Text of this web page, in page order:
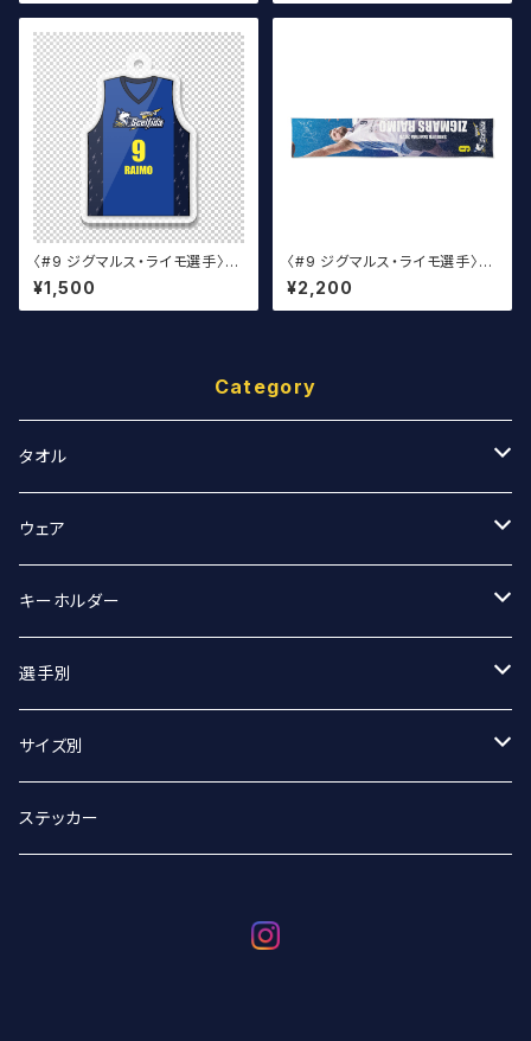
〈#9 ジグマルス・ライモ選手〉ユ
ニフォームキーホルダー（青）
¥1,500
〈#9 ジグマルス・ライモ選手〉2
026 サイン入りマフラータオル
¥2,200
Category
タオル
スポーツタオル
マフラータオル
ウェア
Tシャツ
Tシャツ（オーバーサイズ）
ベースボールシャツ
選手別
キーホルダー
丸アクキー
ユニフォームアクキー
選手別
#2 宮坂侑選手
#9 ジグマルス・ライモ選手
サイズ別
Sサイズ
ステッカー